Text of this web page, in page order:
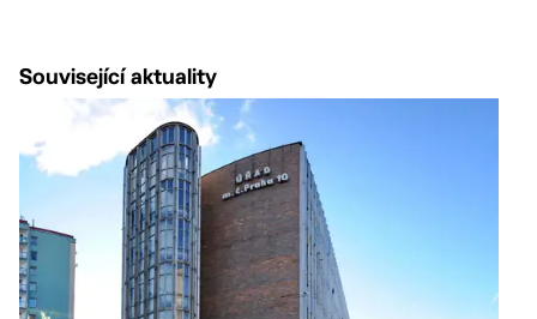
Související aktuality